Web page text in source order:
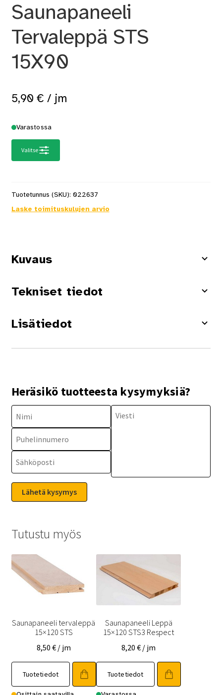
Saunapaneeli
Tervaleppä STS
15X90
5,90 € / jm
Varastossa
Valitse
Tuotetunnus (SKU): 022637
Laske toimituskulujen arvio
Kuvaus
Tekniset tiedot
Lisätiedot
Heräsikö tuotteesta kysymyksiä?
Tutustu myös
Saunapaneeli tervaleppä
15×120 STS
8,50 € / jm
Tuotetiedot
Tällä
tuotteella
on
Saunapaneeli Leppä
15×120 STS3 Respect
8,20€ / jm
Tuotetiedot
Tällä
tuotteella
on